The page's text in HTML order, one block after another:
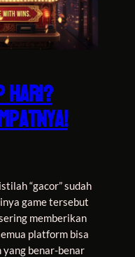
“gacor” sudah
game tersebut
memberikan
platform bisa
yang benar-benar